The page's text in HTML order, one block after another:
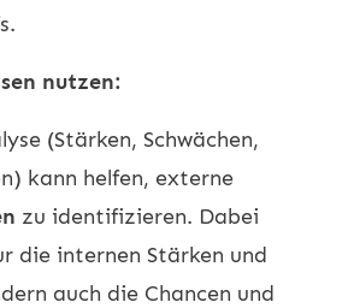
nutzen:
(Stärken, Schwächen,
kann helfen, externe
zu identifizieren. Dabei
die internen Stärken und
auch die Chancen und